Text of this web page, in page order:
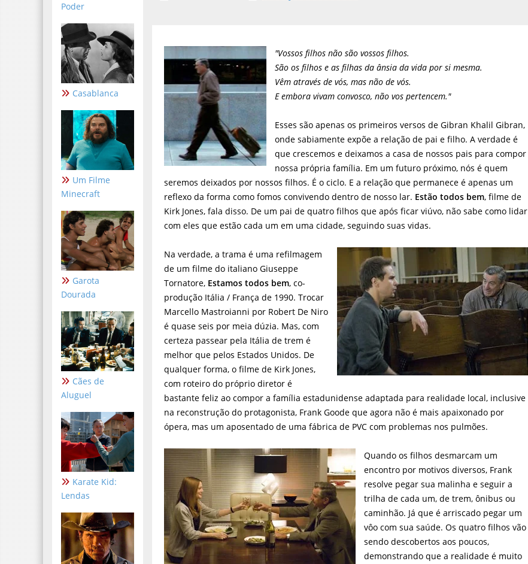
Poder
Casablanca
Um Filme
Minecraft
Garota
Dourada
Cães de
Aluguel
Karate Kid:
Lendas
"Vossos filhos não são vossos filhos.
São os filhos e as filhas da ânsia da vida por si mesma.
Vêm através de vós, mas não de vós.
E embora vivam convosco, não vos pertencem."
Esses são apenas os primeiros versos de Gibran Khalil Gibran,
onde sabiamente expõe a relação de pai e filho. A verdade é
que crescemos e deixamos a casa de nossos pais para compor
nossa própria família. Em um futuro próximo, nós é quem
seremos deixados por nossos filhos. É o ciclo. E a relação que permanece é apenas um
reflexo da forma como fomos convivendo dentro de nosso lar. Estão todos bem, filme de
Kirk Jones, fala disso. De um pai de quatro filhos que após ficar viúvo, não sabe como lidar
com eles que estão cada um em uma cidade, seguindo suas vidas.
Na verdade, a trama é uma refilmagem
de um filme do italiano Giuseppe
Tornatore, Estamos todos bem, co-
produção Itália / França de 1990. Trocar
Marcello Mastroianni por Robert De Niro
é quase seis por meia dúzia. Mas, com
certeza passear pela Itália de trem é
melhor que pelos Estados Unidos. De
qualquer forma, o filme de Kirk Jones,
com roteiro do próprio diretor é
bastante feliz ao compor a família estadunidense adaptada para realidade local, inclusive
na reconstrução do protagonista, Frank Goode que agora não é mais apaixonado por
ópera, mas um aposentado de uma fábrica de PVC com problemas nos pulmões.
Quando os filhos desmarcam um
encontro por motivos diversos, Frank
resolve pegar sua malinha e seguir a
trilha de cada um, de trem, ônibus ou
caminhão. Já que é arriscado pegar um
vôo com sua saúde. Os quatro filhos vão
sendo descobertos aos poucos,
demonstrando que a realidade é muito